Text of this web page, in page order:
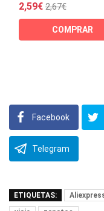
2,59€ 2,67€
COMPRAR
Facebook
Telegram
ETIQUETAS: